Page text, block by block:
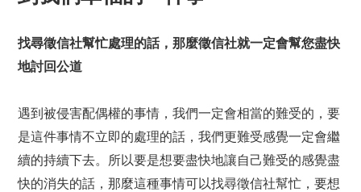
找尋徵信社幫忙處理的話，那麼徵信社就一定會幫您盡快
地討回公道
遇到被侵害配偶權的事情，我們一定會相當的難受的，要
是這件事情不立即的處理的話，我們更難受感覺一定會繼
續的持續下去。所以要是想要盡快地讓自己難受的感覺盡
快的消失的話，那麼這種事情可以找尋徵信社幫忙，要想